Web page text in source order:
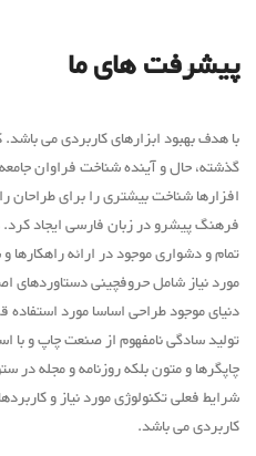
پیشرفت های ما
با هدف بهبود ابزارهای کاربردی می
گذشته، حال و آینده شناخت فراوان
افزارها شناخت بیشتری را برای طراحان
فرهنگ پیشرو در زبان فارسی ایجاد
تمام و دشواری موجود در ارائه
مورد نیاز شامل حروفچینی دستاوردهای
دنیای موجود طراحی اساسا مورد استفاده
تولید سادگی نامفهوم از صنعت چاپ و با
چاپگرها و متون بلکه روزنامه و مجله
شرایط فعلی تکنولوژی مورد نیاز و
کاربردی می باشد.